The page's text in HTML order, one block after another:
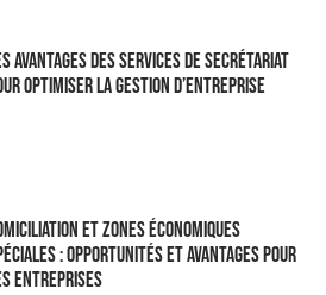
Avantages des Services de Secrétariat
Optimiser la Gestion d’Entreprise
et Zones Économiques
: Opportunités et Avantages pour
Entreprises